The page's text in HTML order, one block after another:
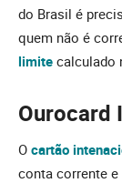
do Brasil é
quem não é
limite calculado
Ourocard
O cartão
conta corrente